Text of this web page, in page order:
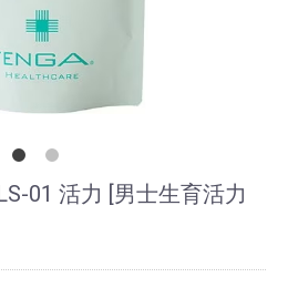
01 活力 [男士生育活力